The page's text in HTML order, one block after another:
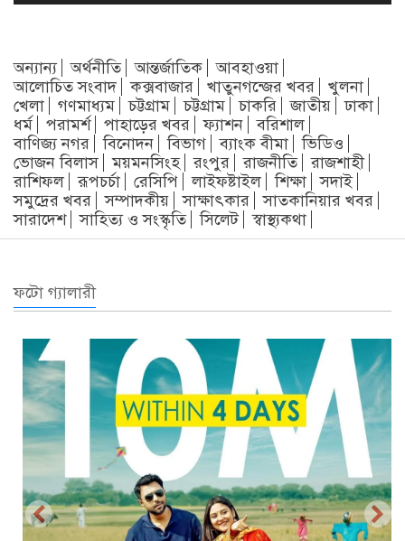
অন্যান্য অর্থনীতি আন্তর্জাতিক
আবহাওয়া
আলোচিত সংবাদ
কক্সবাজার খাতুনগন্জের খবর
খুলনা
খেলা
গণমাধ্যম চট্টগ্রাম চট্টগ্রাম চাকরি জাতীয়
ঢাকা
ধর্ম
পরামর্শ পাহাড়ের খবর ফ্যাশন
বরিশাল
বাণিজ্য নগর
বিনোদন বিভাগ ব্যাংক বীমা
ভিডিও
ভোজন বিলাস
ময়মনসিংহ রংপুর রাজনীতি
রাজশাহী
রাশিফল
রূপচর্চা রেসিপি লাইফষ্টাইল শিক্ষা
সদাই
সমুদ্রের খবর
সম্পাদকীয় সাক্ষাৎকার
সাতকানিয়ার খবর
সারাদেশ
সাহিত্য ও সংস্কৃতি সিলেট স্বাস্থ্যকথা
ফটো গ্যালারী